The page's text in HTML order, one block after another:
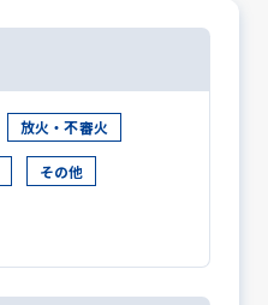
放火・不審火
その他